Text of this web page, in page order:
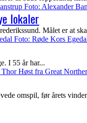
lokaler
Målet er at
I 55 år har...
omspil, før årets